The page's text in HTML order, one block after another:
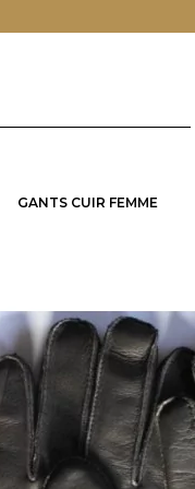
GANTS CUIR FEMME